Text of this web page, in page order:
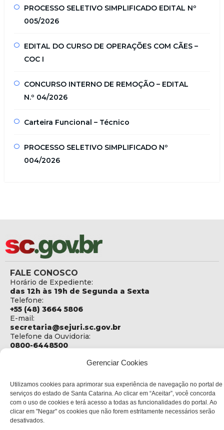
Gerenciar Cookies
Utilizamos cookies para aprimorar sua experiência de navegação no portal de
serviços do estado de Santa Catarina. Ao clicar em “Aceitar”, você concorda
com o uso de cookies e terá acesso a todas as funcionalidades do portal. Ao
clicar em "Negar" os cookies que não forem estritamente necessários serão
desativados.
PROCESSO SELETIVO SIMPLIFICADO EDITAL Nº
005/2026
EDITAL DO CURSO DE OPERAÇÕES COM CÃES –
COC I
CONCURSO INTERNO DE REMOÇÃO – EDITAL
N.º 04/2026
Carteira Funcional – Técnico
PROCESSO SELETIVO SIMPLIFICADO Nº
004/2026
FALE CONOSCO
Horário de Expediente:
das 12h às 19h de Segunda a Sexta
Telefone:
+55 (48) 3664 5806
E-mail:
secretaria@sejuri.sc.gov.br
Telefone da Ouvidoria:
0800-6448500
Social
Rua Fúlvio Aducci, 1214 - Loja 06
Bairro:
Estreito - Florianópolis - SC